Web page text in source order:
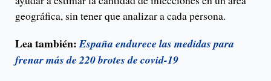
geográfica, sin tener que analizar a cada persona.
Lea también:España endurece las medidas para
frenar más de 220 brotes de covid-19